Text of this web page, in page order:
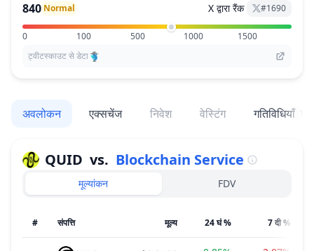
840 Normal X द्वारा रैंक #1690
0 100 500 1000
1500
ट्वीटस्काउट से डेटा
अवलोकन एक्सचेंज निवेश वेस्टिंग गतिविधियाँ
QUID vs. Blockchain Service
मूल्यांकन FDV
# संपत्ति मूल्य 24 घं % 7 दी %